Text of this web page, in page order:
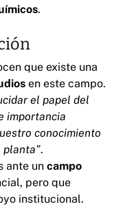
.
que existe una
en este campo.
el papel del
importancia
conocimiento
planta”.
ante un campo
pero que
institucional.